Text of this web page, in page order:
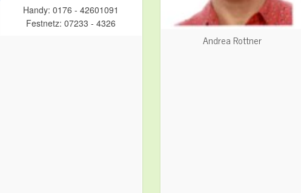
Handy: 0176 - 42601091
Festnetz: 07233 - 4326
Andrea Rottner